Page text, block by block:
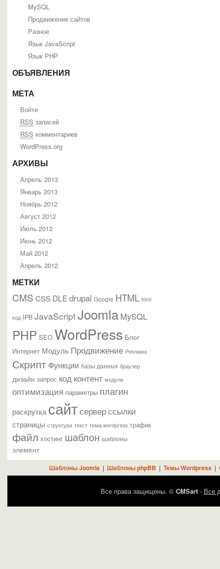
MySQL
Продвижение сайтов
Разное
Язык JavaScript
Язык PHP
ОБЪЯВЛЕНИЯ
МЕТА
Войти
RSS записей
RSS комментариев
WordPress.org
АРХИВЫ
Апрель 2013
Январь 2013
Ноябрь 2012
Август 2012
Июль 2012
Июнь 2012
Май 2012
Апрель 2012
МЕТКИ
CMS CSS DLEdrupal Google HTML html
код IPB JavaScriptJoomla MySQL
PHP SEO WordPress Блог
Интернет Модуль Продвижение Реклама
Скрипт Функции базы данных браузер
дизайн запрос код контент модули
оптимизация параметры плагин
раскрутка сайтсерверссылки
страницы структура текст тема wordpress трафик
файл хостинг шаблон шаблоны
элемент
Шаблоны Joomla | Шаблоны phpBB | Темы Wordpress|
Все права защищены. © CMSart- Все